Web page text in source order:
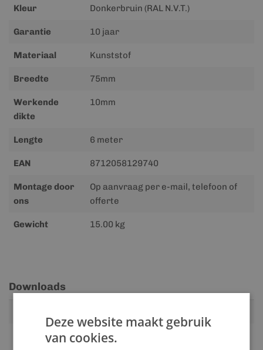
Kleur Donkerbruin (RAL N.V.T.)
Garantie 10 jaar
Materiaal Kunststof
Breedte 75mm
Werkende
dikte
10mm
Lengte 6 meter
EAN 8712058129740
Montage door
ons
Op aanvraag per e-mail, telefoon of
offerte
Gewicht 15.00 kg
Downloads
informatieDeze website maakt gebruik
van cookies.